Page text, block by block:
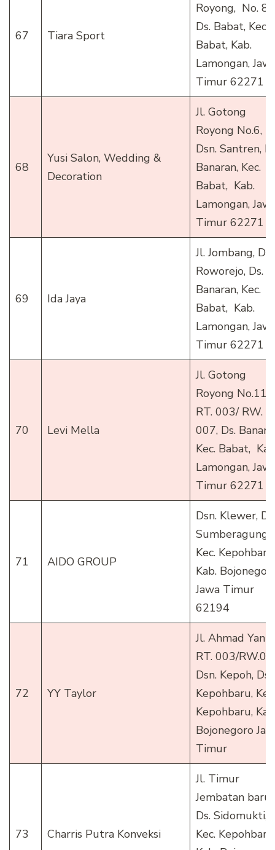
67 Tiara Sport
Royong, No.
Ds. Babat, Kec.
Babat, Kab.
Lamongan,
Timur 62271
68
Yusi Salon, Wedding &
Decoration
Jl. Gotong
Royong No.6,
Dsn. Santren,
Banaran, Kec.
Babat, Kab.
Lamongan,
Timur 62271
69 Ida Jaya
Jl. Jombang,
Roworejo, Ds.
Banaran, Kec.
Babat, Kab.
Lamongan,
Timur 62271
70 Levi Mella
Jl. Gotong
Royong
RT. 003/ RW.
007, Ds.
Kec. Babat,
Lamongan,
Timur 62271
71 AIDO GROUP
Dsn. Klewer, Ds.
Sumberagung,
Kec. Kepohbaru,
Kab.
Jawa Timur
62194
72 YY Taylor
Jl. Ahmad Yani,
RT. 003/
Dsn. Kepoh, Ds.
Kepohbaru, Kec.
Kepohbaru,
Bojonegoro
Timur
73 Charris Putra Konveksi
Jl. Timur
Jembatan baru,
Ds. Sidomukti,
Kec. Kepohbaru,